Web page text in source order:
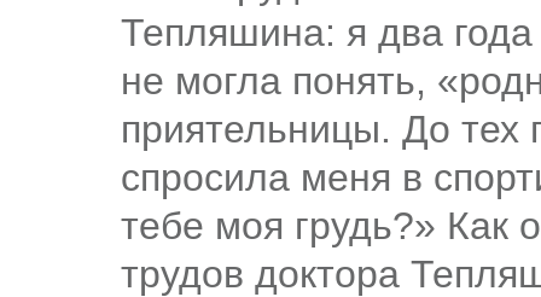
Тепляшина: я два года
не могла понять,
приятельницы. До тех
спросила меня в
тебе моя грудь?» Как
трудов доктора